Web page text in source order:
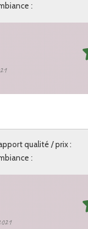
:
qualité / prix :
: